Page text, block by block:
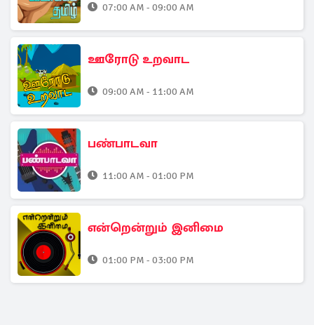
07:00 AM - 09:00 AM
ஊரோடு உறவாட
09:00 AM - 11:00 AM
பண்பாடவா
11:00 AM - 01:00 PM
என்றென்றும் இனிமை
01:00 PM - 03:00 PM